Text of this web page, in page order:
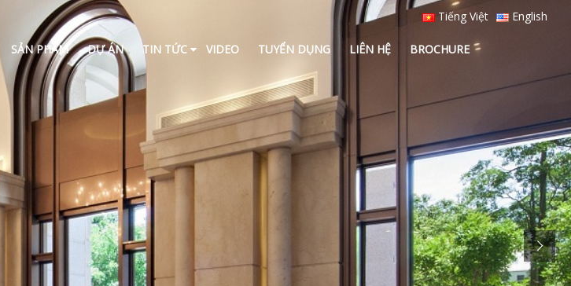
Tiếng Việt English
SẢN PHẨM DỰ ÁN TIN TỨC VIDEO TUYỂN DỤNG LIÊN HỆ BROCHURE